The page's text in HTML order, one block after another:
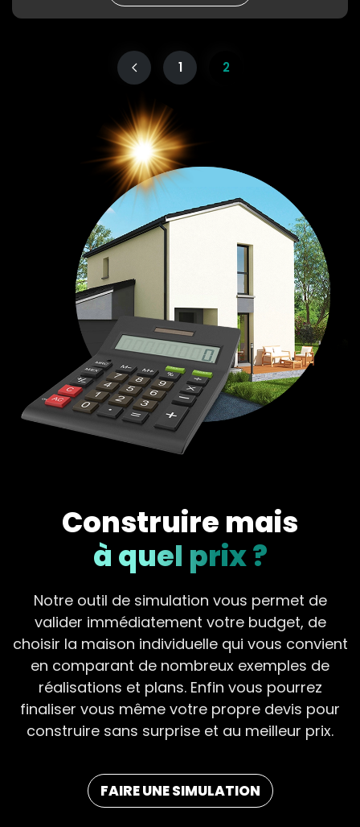
1 2
Construire mais
à quel prix ?
Notre outil de simulation vous permet de
valider immédiatement votre budget, de
choisir la maison individuelle qui vous convient
en comparant de nombreux exemples de
réalisations et plans. Enfin vous pourrez
finaliser vous même votre propre devis pour
construire sans surprise et au meilleur prix.
FAIRE UNE SIMULATION